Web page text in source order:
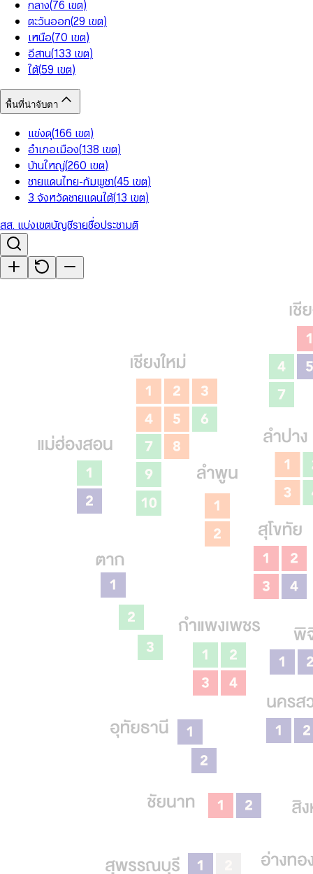
กลาง(76 เขต)
ตะวันออก(29 เขต)
เหนือ(70 เขต)
อีสาน(133 เขต)
ใต้(59 เขต)
พื้นที่น่าจับตา
แข่งดุ(166 เขต)
อำเภอเมือง(138 เขต)
บ้านใหญ่(260 เขต)
ชายแดนไทย-กัมพูชา(45 เขต)
3 จังหวัดชายแดนใต้(13 เขต)
สส. แบ่งเขตบัญชีรายชื่อประชามติ